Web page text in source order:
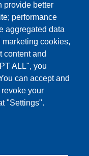
provide better
performance
aggregated data
cookies,
content and
ALL", you
can accept and
your
"Settings".
Umane
nell'Emilia